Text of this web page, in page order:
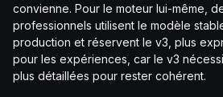
convienne. Pour le moteur lui-même,
professionnels utilisent le modèle
production et réservent le v3, plus
pour les expériences, car le v3
plus détaillées pour rester cohérent.